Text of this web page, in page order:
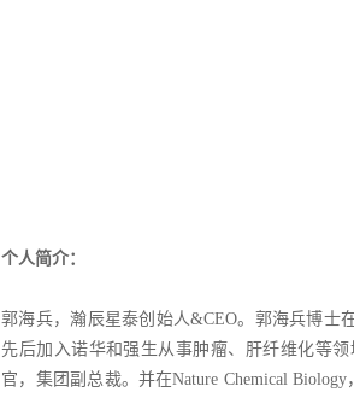
个人简介：
郭海兵，瀚辰星泰创始人&CEO。郭海兵博士
先后加入诺华和强生从事肿瘤、肝纤维化等
官，集团副总裁。并在Nature Chemical Biology